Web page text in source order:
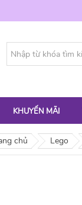
KHUYẾN MÃI
chủ Lego